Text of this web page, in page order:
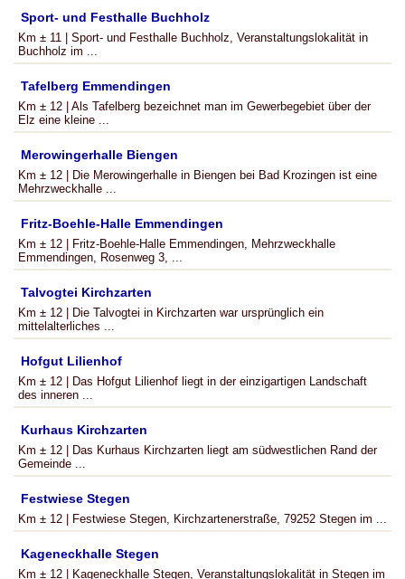
Sport- und Festhalle Buchholz
Km ± 11 | Sport- und Festhalle Buchholz, Veranstaltungslokalität in
Buchholz im ...
Tafelberg Emmendingen
Km ± 12 | Als Tafelberg bezeichnet man im Gewerbegebiet über der
Elz eine kleine ...
Merowingerhalle Biengen
Km ± 12 | Die Merowingerhalle in Biengen bei Bad Krozingen ist eine
Mehrzweckhalle ...
Fritz-Boehle-Halle Emmendingen
Km ± 12 | Fritz-Boehle-Halle Emmendingen, Mehrzweckhalle
Emmendingen, Rosenweg 3, ...
Talvogtei Kirchzarten
Km ± 12 | Die Talvogtei in Kirchzarten war ursprünglich ein
mittelalterliches ...
Hofgut Lilienhof
Km ± 12 | Das Hofgut Lilienhof liegt in der einzigartigen Landschaft
des inneren ...
Kurhaus Kirchzarten
Km ± 12 | Das Kurhaus Kirchzarten liegt am südwestlichen Rand der
Gemeinde ...
Festwiese Stegen
Km ± 12 | Festwiese Stegen, Kirchzartenerstraße, 79252 Stegen im ...
Kageneckhalle Stegen
Km ± 12 | Kageneckhalle Stegen, Veranstaltungslokalität in Stegen im